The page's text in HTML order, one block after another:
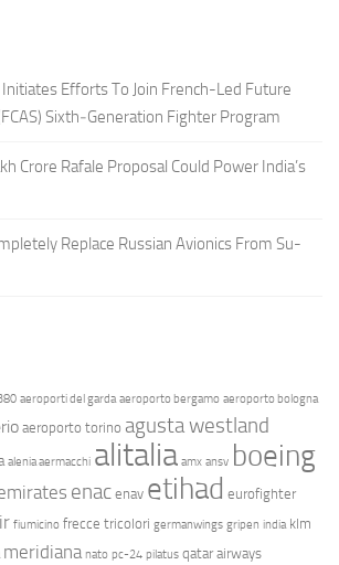
Efforts To Join French-Led Future
Sixth‑Generation Fighter Program
Crore Rafale Proposal Could Power India’s
Replace Russian Avionics From Su-
aeroporti del garda aeroporto bergamo aeroporto bologna
aeroporto torino agusta westland
alenia aermacchi alitalia amx ansv boeing
enac enav etihad eurofighter
fiumicino frecce tricolori germanwings gripen india klm
meridiana nato pc-24 pilatus qatar airways